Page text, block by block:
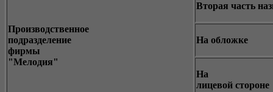
Производственное
подразделение
фирмы
"Мелодия"
Вторая часть
На обложке
На
лицевой стороне